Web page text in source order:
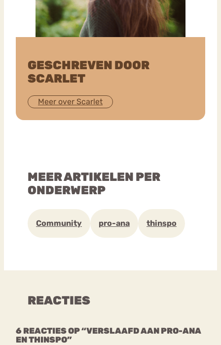
GESCHREVEN DOOR
SCARLET
Meer over Scarlet
MEER ARTIKELEN PER
ONDERWERP
Community pro-ana thinspo
REACTIES
6 REACTIES OP “VERSLAAFD AAN PRO-ANA
EN THINSPO”